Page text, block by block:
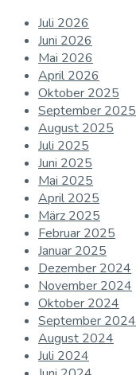
Juli 2026
Juni 2026
Mai 2026
April 2026
Oktober 2025
September 2025
August 2025
Juli 2025
Juni 2025
Mai 2025
April 2025
März 2025
Februar 2025
Januar 2025
Dezember 2024
November 2024
Oktober 2024
September 2024
August 2024
Juli 2024